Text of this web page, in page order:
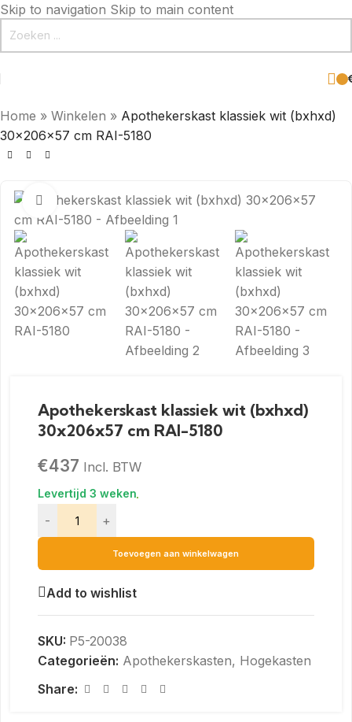
Skip to navigation Skip to main content
Home » Winkelen » Apothekerskast klassiek wit (bxhxd)
30x206x57 cm RAI-5180
Click to enlarge
Apothekerskast klassiek wit (bxhxd)
30x206x57 cm RAI-5180
€437 Incl. BTW
- +
Toevoegen aan winkelwagen
Add to wishlist
SKU: P5-20038
Categorieën: Apothekerskasten​, Hogekasten
Share: